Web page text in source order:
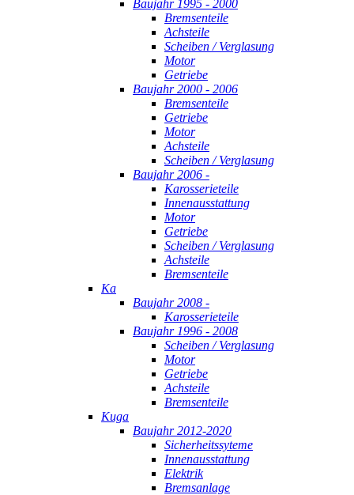
Baujahr 1995 - 2000
Bremsenteile
Achsteile
Scheiben / Verglasung
Motor
Getriebe
Baujahr 2000 - 2006
Bremsenteile
Getriebe
Motor
Achsteile
Scheiben / Verglasung
Baujahr 2006 -
Karosserieteile
Innenausstattung
Motor
Getriebe
Scheiben / Verglasung
Achsteile
Bremsenteile
Ka
Baujahr 2008 -
Karosserieteile
Baujahr 1996 - 2008
Scheiben / Verglasung
Motor
Getriebe
Achsteile
Bremsenteile
Kuga
Baujahr 2012-2020
Sicherheitssyteme
Innenausstattung
Elektrik
Bremsanlage